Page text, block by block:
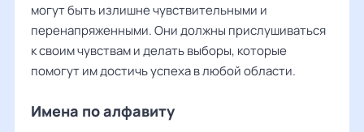
могут быть излишне чувствительными и
перенапряженными. Они должны прислушиваться
к своим чувствам и делать выборы, которые
помогут им достичь успеха в любой области.
Имена по алфавиту